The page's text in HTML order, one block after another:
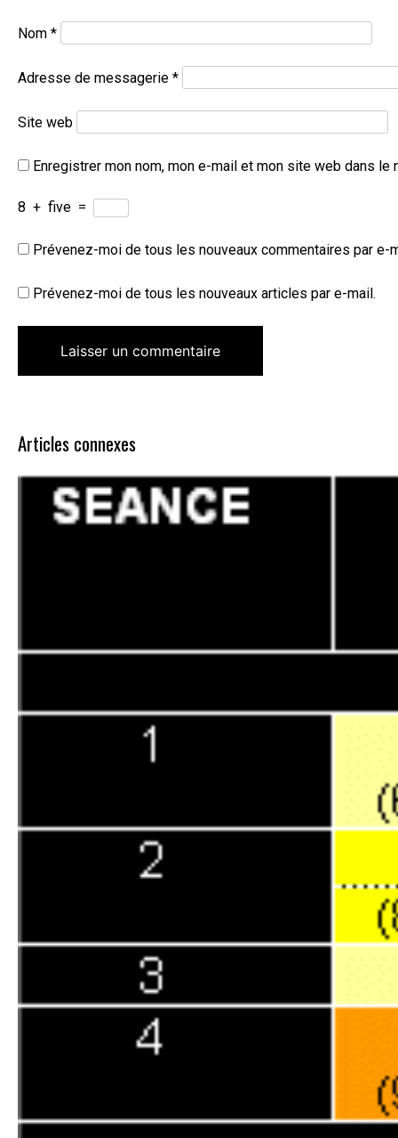
Nom *
Adresse de messagerie *
Site web
Enregistrer mon nom, mon e-mail et mon site web dans le
8 + five =
Prévenez-moi de tous les nouveaux commentaires par e-
Prévenez-moi de tous les nouveaux articles par e-mail.
Articles connexes